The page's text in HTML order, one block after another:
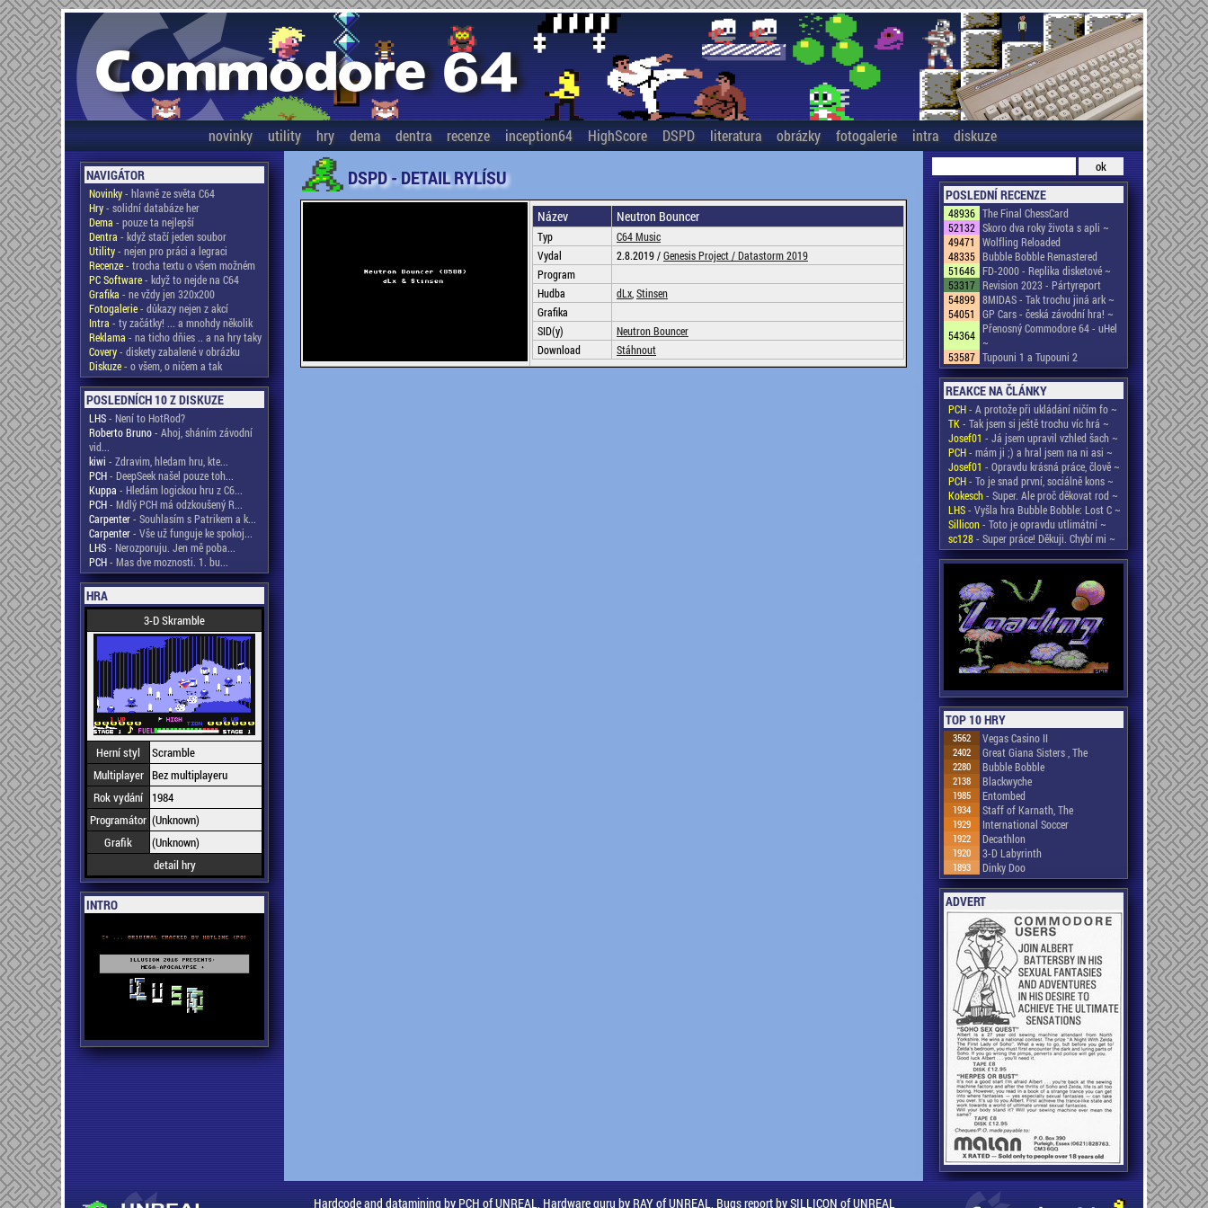
novinky utility hry dema dentra recenze inception64 HighScore DSPD literatura obrázky fotogalerie intra diskuze
NAVIGÁTOR
Novinky- hlavně ze světa C64
Hry- solidní databáze her
Dema - pouze ta nejlepší
Dentra - když stačí jeden soubor
Utility- nejen pro práci a legraci
Recenze- trocha textu o všem možném
PC Software- když to nejde na C64
Grafika - ne vždy jen 320x200
Fotogalerie- důkazy nejen z akcí
Intra - ty začátky! ... a mnohdy několik
Reklama - na ticho dňies .. a na hry taky
Covery- diskety zabalené v obrázku
Diskuze- o všem, o ničem a tak
POSLEDNÍCH 10 Z DISKUZE
LHS- Není to HotRod?
Roberto Bruno- Ahoj, sháním závodní
vid...
kiwi - Zdravim, hledam hru, kte...
PCH- DeepSeek našel pouze toh...
Kuppa - Hledám logickou hru z C6...
PCH- Mdlý PCH má odzkoušený R...
Carpenter- Souhlasím s Patrikem a k...
Carpenter- Vše už funguje ke spokoj...
LHS- Nerozporuju. Jen mě poba...
PCH- Mas dve moznosti. 1. bu...
HRA
3-D Skramble
Herní styl
Scramble
Multiplayer Bez multiplayeru
Rok vydání
1984
Programátor (Unknown)
Grafik
(Unknown)
detail hry
INTRO
DSPD - DETAIL RYLÍSU
Název Neutron Bouncer
Typ
C64 Music
Vydal
2.8.2019 /Genesis Project /Datastorm 2019
Program
Hudba
dLx Stinsen
Grafika
SID(y)
Neutron Bouncer
Download
Stáhnout
POSLEDNÍ RECENZE
48936 The Final ChessCard
52132 Skoro dva roky života s apli ~
49471
Wolfling Reloaded
48335 Bubble Bobble Remastered
51646 FD-2000 - Replika disketové ~
53317 Revision 2023 - Pártyreport
54899 8MIDAS - Tak trochu jiná ark ~
54051
GP Cars - česká závodní hra! ~
54364 Přenosný Commodore 64 - uHel
~
53587 Tupouni 1 a Tupouni 2
REAKCE NA ČLÁNKY
PCH- A protože při ukládání ničím fo ~
TK- Tak jsem si ještě trochu víc hrá ~
Josef01 - Já jsem upravil vzhled šach ~
PCH- mám ji ;) a hral jsem na ni asi ~
Josef01 - Opravdu krásná práce, člově ~
PCH- To je snad první, sociálně kons ~
Kokesch- Super. Ale proč děkovat rod ~
LHS- Vyšla hra Bubble Bobble: Lost C ~
Sillicon- Toto je opravdu utlimátní ~
sc128- Super práce! Děkuji. Chybí mi ~
TOP 10 HRY
3562 Vegas Casino II
2402 Great Giana Sisters , The
2280 Bubble Bobble
2138 Blackwyche
1985 Entombed
1934 Staff of Karnath, The
1929 International Soccer
1922 Decathlon
1920 3-D Labyrinth
1893 Dinky Doo
ADVERT
Hardcode and datamining by PCH of UNREAL, Hardware guru by RAY of UNREAL, Bugs report by SILLICON of UNREAL